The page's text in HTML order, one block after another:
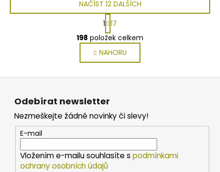
O
v
l
á
d
c
p
r
v
k
y
NAČÍST 12 DALŠÍCH
S
t
r
á
n
k
o
n
í
1 17
198 položek celkem
NAHORU
Odebírat newsletter
Nezmeškejte žádné novinky či slevy!
E-mail
Vložením e-mailu souhlasíte s podmínkami
ochrany osobních údajů